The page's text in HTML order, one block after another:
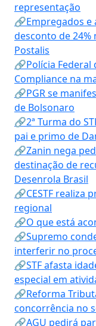
representação
🔗Empregados e
desconto de
Postalis
🔗Polícia Federal
Compliance na
🔗PGR se
de Bolsonaro
🔗2ª Turma do
pai e primo de
🔗Zanin nega
destinação de
Desenrola Brasil
🔗CESTF realiza
regional
🔗O que está
🔗Supremo
interferir no
🔗STF afasta
especial em
🔗Reforma
concorrência no
🔗AGU pedirá